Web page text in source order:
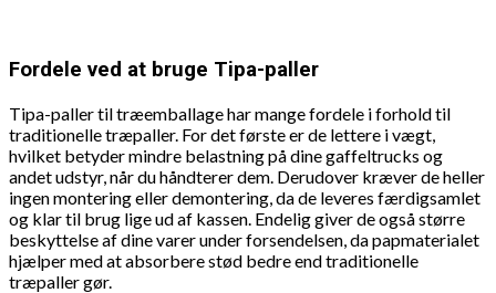
Fordele ved at bruge Tipa-paller
Tipa-paller til træemballage har mange fordele i forhold til
traditionelle træpaller. For det første er de lettere i vægt,
hvilket betyder mindre belastning på dine gaffeltrucks og
andet udstyr, når du håndterer dem. Derudover kræver de heller
ingen montering eller demontering, da de leveres færdigsamlet
og klar til brug lige ud af kassen. Endelig giver de også større
beskyttelse af dine varer under forsendelsen, da papmaterialet
hjælper med at absorbere stød bedre end traditionelle
træpaller gør.